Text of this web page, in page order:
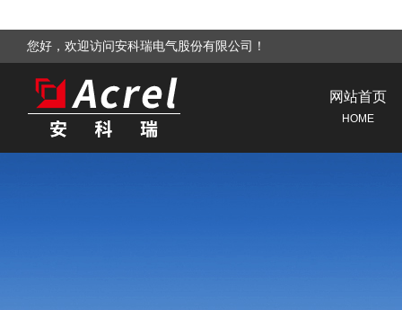
您好，欢迎访问安科瑞电气股份有限公司！
网站首页
HOME